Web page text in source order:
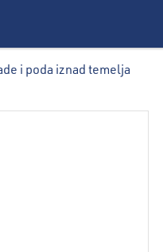
i poda iznad temelja